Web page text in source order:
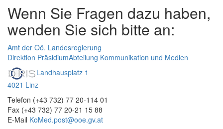
Wenn Sie Fragen dazu haben,
wenden Sie sich bitte an:
Amt der Oö. Landesregierung
Direktion PräsidiumAbteilung Kommunikation und Medien
Landhausplatz 1
4021 Linz
Telefon (+43 732) 77 20-114 01
Fax (+43 732) 77 20-21 15 88
E-Mail KoMed.post@ooe.gv.at